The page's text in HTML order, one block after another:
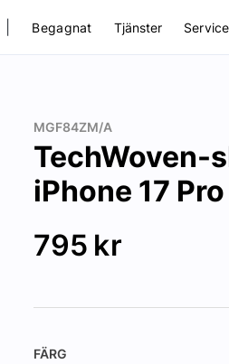
Begagnat Tjänster Service
MGF84ZM/A
TechWoven-
iPhone 17
795 kr
FÄRG